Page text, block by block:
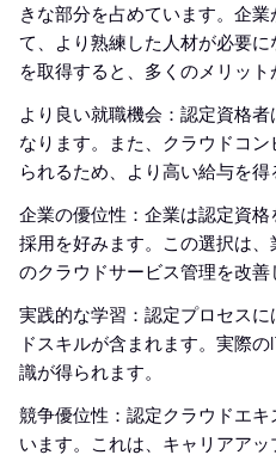
きな部分を占めています。企
て、より熟練した人材が必要
を取得すると、多くのメリット
より良い就職機会：認定資格
なります。また、クラウドコ
られるため、より高い給与を得
企業の優位性：企業は認定資
採用を好みます。この選択は
のクラウドサービス管理を改善
実践的な学習：認定プロセス
ドスキルが含まれます。実際
識が得られます。
競争優位性：認定クラウドエ
います。これは、キャリアア